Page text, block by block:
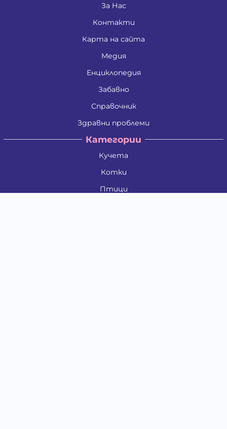
За Нас
Контакти
Карта на сайта
Медия
Енциклопедия
Забавно
Справочник
Здравни проблеми
Категории
Кучета
Котки
Птици